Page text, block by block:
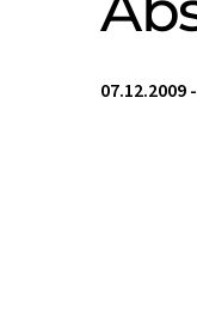
07.12.2009 -